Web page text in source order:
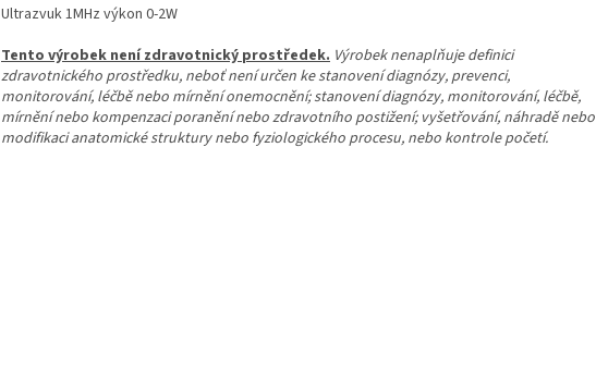
Ultrazvuk 1MHz výkon 0-2W
Tento výrobek není zdravotnický prostředek. Výrobek nenaplňuje definici
zdravotnického prostředku, neboť není určen ke stanovení diagnózy, prevenci,
monitorování, léčbě nebo mírnění onemocnění; stanovení diagnózy, monitorování, léčbě,
mírnění nebo kompenzaci poranění nebo zdravotního postižení; vyšetřování, náhradě nebo
modifikaci anatomické struktury nebo fyziologického procesu, nebo kontrole početí.